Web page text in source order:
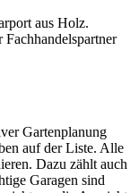
aus Holz.
Fachhandelspartner
Gartenplanung
auf der Liste. Alle
Dazu zählt auch
Garagen sind